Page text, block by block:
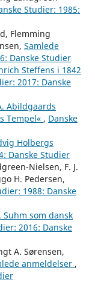
Studier: 1985:
Flemming
Samlede
Danske Studier
Steffens i 1842
2017: Danske
Abildgaards
Tempel« , Danske
Holbergs
Danske Studier
Nielsen, F. J.
H. Pedersen,
1988: Danske
Suhm som dansk
2016: Danske
A. Sørensen,
anmeldelser ,